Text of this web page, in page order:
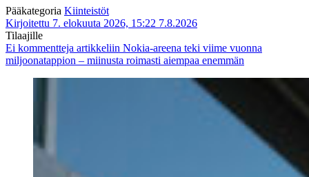
Pääkategoria Kiinteistöt
Kirjoitettu 7. elokuuta 2026, 15:22 7.8.2026
Tilaajille
Ei kommentteja artikkeliin Nokia-areena teki viime vuonna
miljoonatappion – miinusta roimasti aiempaa enemmän